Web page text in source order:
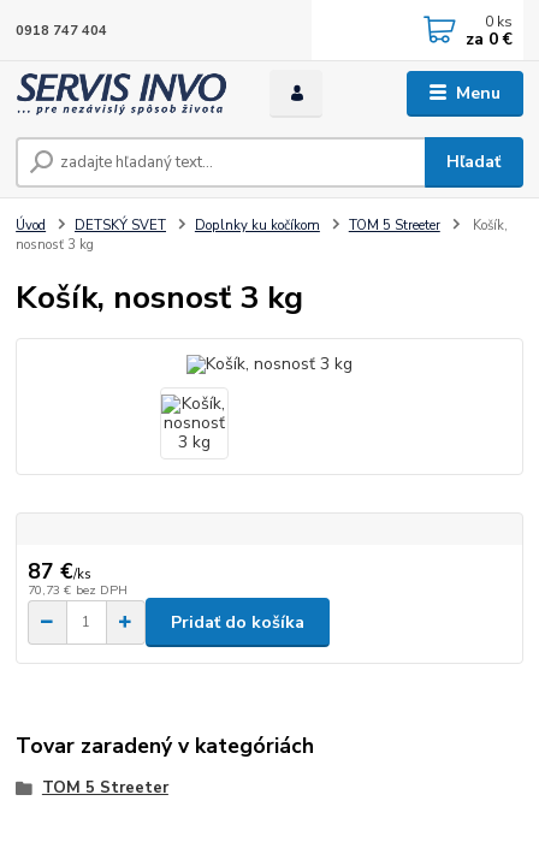
Menu
Hľadať
0918 747 404 0 ks
za 0 €
Úvod DETSKÝ SVET Doplnky ku kočíkom TOM 5 Streeter
Košík,
nosnosť 3 kg
Košík, nosnosť 3 kg
87 €/ks
70,73 € bez DPH
Pridať do košíka
Tovar zaradený v kategóriách
TOM 5 Streeter